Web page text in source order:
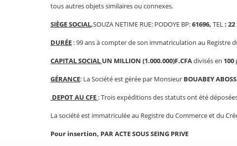
tous autres objets similaires ou connexes.
SIÈGE SOCIAL,SOUZA NETIME RUE: PODOYE BP:61696, TEL: 22
DURÉE : 99 ans à compter de son immatriculation au Registre
CAPITAL SOCIAL UN MILLION (1.000.000)F.CFAdivisés en 100
GÉRANCE: La Société est gérée par Monsieur BOUABEY
DEPOT AU CFE : Trois expéditions des statuts ont été
La société est immatriculée au Registre du Commerce et du
Pour insertion, PAR ACTE SOUS SEING PRIVE